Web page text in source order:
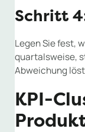
Schritt
Legen Sie fest,
quartalsweise,
Abweichung
KPI-